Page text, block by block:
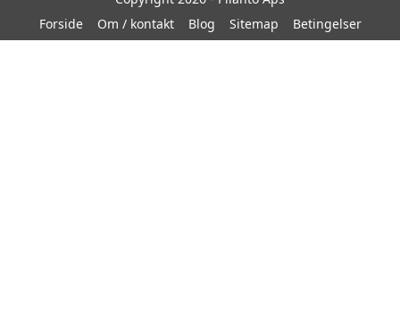
Forside
Om / kontakt Blog Sitemap Betingelser